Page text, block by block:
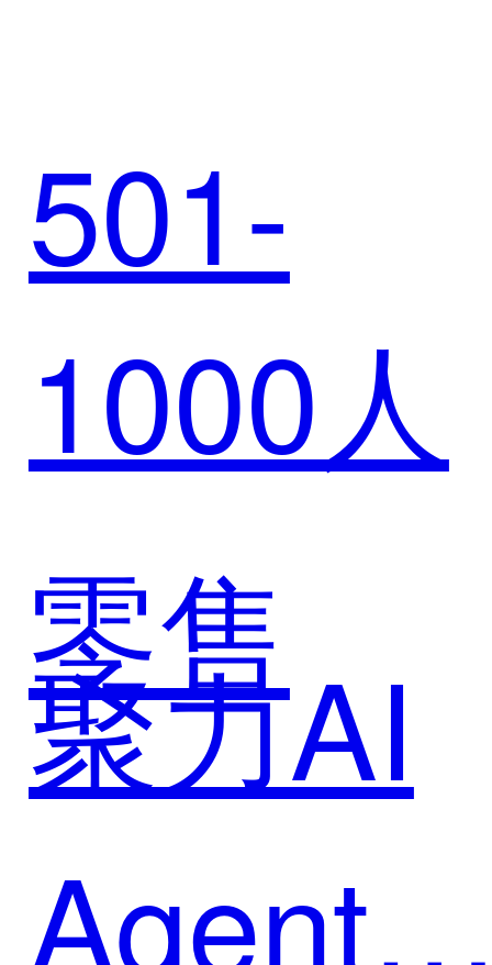
端白酒
增长难
题
业，重
构数智
化私域
生态新
501-
1000人
零售
聚力AI
Agent